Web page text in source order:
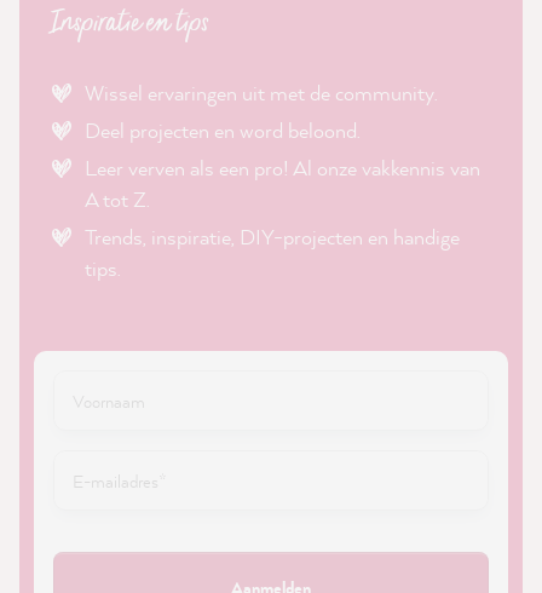
Inspiratie en tips
Wissel ervaringen uit met de community.
Deel projecten en word beloond.
Leer verven als een pro! Al onze vakkennis van
A tot Z.
Trends, inspiratie, DIY-projecten en handige
tips.
Aanmelden